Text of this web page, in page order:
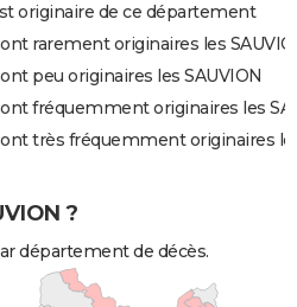
originaire de ce département
rarement originaires les
peu originaires les SAUVION
fréquemment originaires les
très fréquemment originaires
?
département de décès.